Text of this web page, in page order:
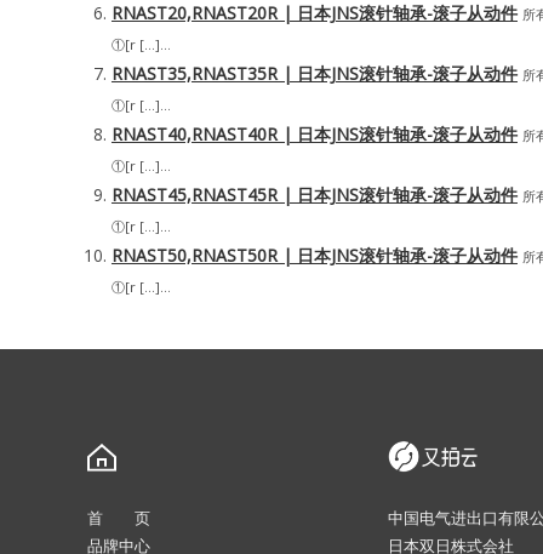
RNAST20,RNAST20R | 日本JNS滚针轴承-滚子从动件 所
①[r […]...
RNAST35,RNAST35R | 日本JNS滚针轴承-滚子从动件 所
①[r […]...
RNAST40,RNAST40R | 日本JNS滚针轴承-滚子从动件 所
①[r […]...
RNAST45,RNAST45R | 日本JNS滚针轴承-滚子从动件 所
①[r […]...
RNAST50,RNAST50R | 日本JNS滚针轴承-滚子从动件 所
①[r […]...
首 页
品牌中心
中国电气进出口有限
日本双日株式会社